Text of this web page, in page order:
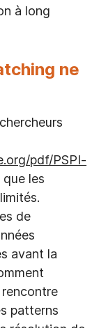
à long
ne
pdf/PSPI-
les
de
avant la
patterns